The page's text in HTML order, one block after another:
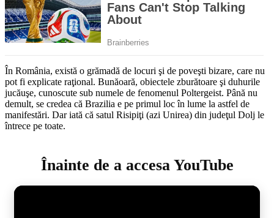
În România, există o grămadă de locuri şi de poveşti bizare, care nu
pot fi explicate raţional. Bunăoară, obiectele zburătoare şi duhurile
jucăuşe, cunoscute sub numele de fenomenul Poltergeist. Până nu
demult, se credea că Brazilia e pe primul loc în lume la astfel de
manifestări. Dar iată că satul Risipiţi (azi Unirea) din judeţul Dolj le
în­tre­ce pe toate.
Înainte de a accesa YouTube